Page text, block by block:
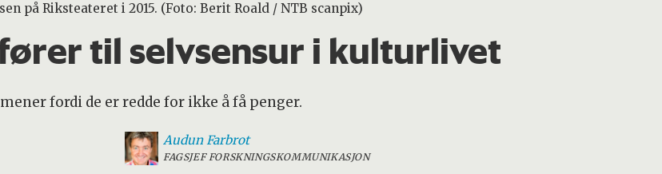
på Riksteateret i 2015. (Foto: Berit Roald / NTB scanpix)
til selvsensur i kulturlivet
fordi de er redde for ikke å få penger.
Audun Farbrot
FAGSJEF FORSKNINGSKOMMUNIKASJON